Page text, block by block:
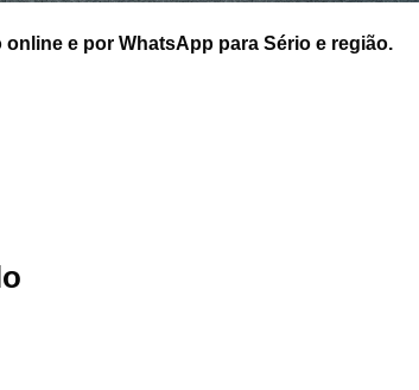
e por WhatsApp para Sério e região.